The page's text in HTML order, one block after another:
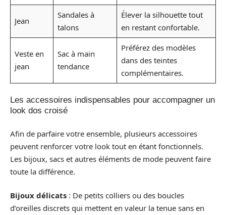
Jean
Sandales à
talons
Élever la silhouette tout
en restant confortable.
Veste en
jean
Sac à main
tendance
Préférez des modèles
dans des teintes
complémentaires.
Les accessoires indispensables pour accompagner un
look dos croisé
Afin de parfaire votre ensemble, plusieurs accessoires
peuvent renforcer votre look tout en étant fonctionnels.
Les bijoux, sacs et autres éléments de mode peuvent faire
toute la différence.
Bijoux délicats : De petits colliers ou des boucles
d’oreilles discrets qui mettent en valeur la tenue sans en